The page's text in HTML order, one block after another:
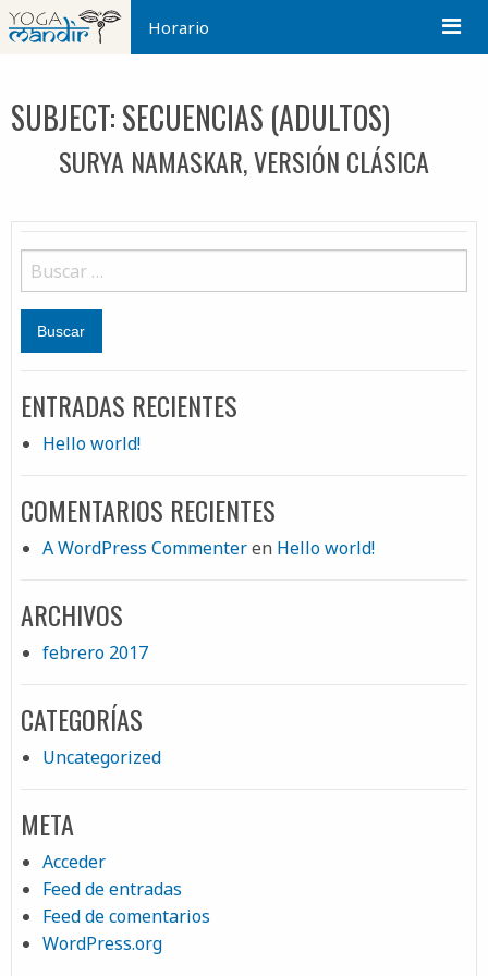
Horario
SUBJECT:SECUENCIAS (ADULTOS)
SURYA NAMASKAR, VERSIÓN CLÁSICA
ENTRADAS RECIENTES
Hello world!
COMENTARIOS RECIENTES
A WordPress Commenteren Hello world!
ARCHIVOS
febrero 2017
CATEGORÍAS
Uncategorized
META
Acceder
Feed de entradas
Feed de comentarios
WordPress.org